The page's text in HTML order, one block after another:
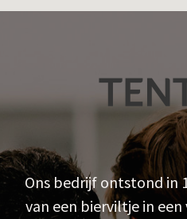
Ons bedrijf ontstond in
van een bierviltje in